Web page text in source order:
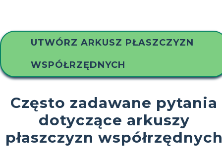
UTWÓRZ ARKUSZ PŁASZCZYZN
WSPÓŁRZĘDNYCH
Często zadawane pytania
dotyczące arkuszy
płaszczyzn